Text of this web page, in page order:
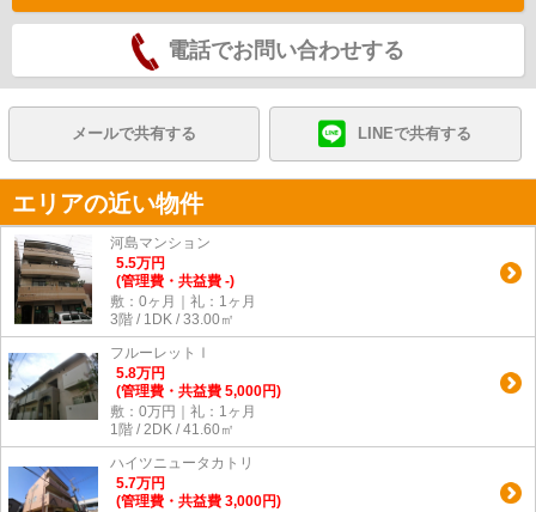
電話でお問い合わせする
メールで共有する LINEで共有する
エリアの近い物件
河島マンション
5.5万円
(管理費・共益費 -)
敷：0ヶ月｜礼：1ヶ月
3階 / 1DK / 33.00㎡
フルーレットⅠ
5.8万円
(管理費・共益費 5,000円)
敷：0万円｜礼：1ヶ月
1階 / 2DK / 41.60㎡
ハイツニュータカトリ
5.7万円
(管理費・共益費 3,000円)